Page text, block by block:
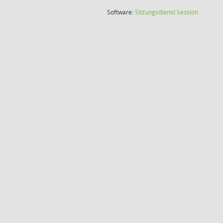
Software:SitzungsdienstSession(Wird in